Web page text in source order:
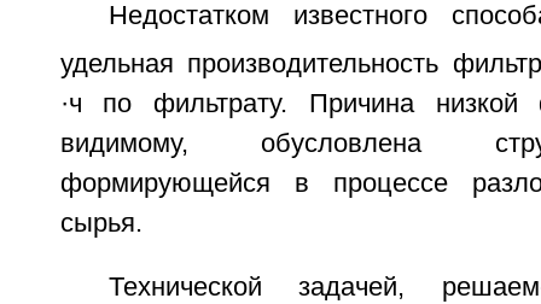
Недостатком известного
удельная производительность
·ч по фильтрату. Причина низкой
видимому, обусловлена
формирующейся в процессе
сырья.
Технической задачей,